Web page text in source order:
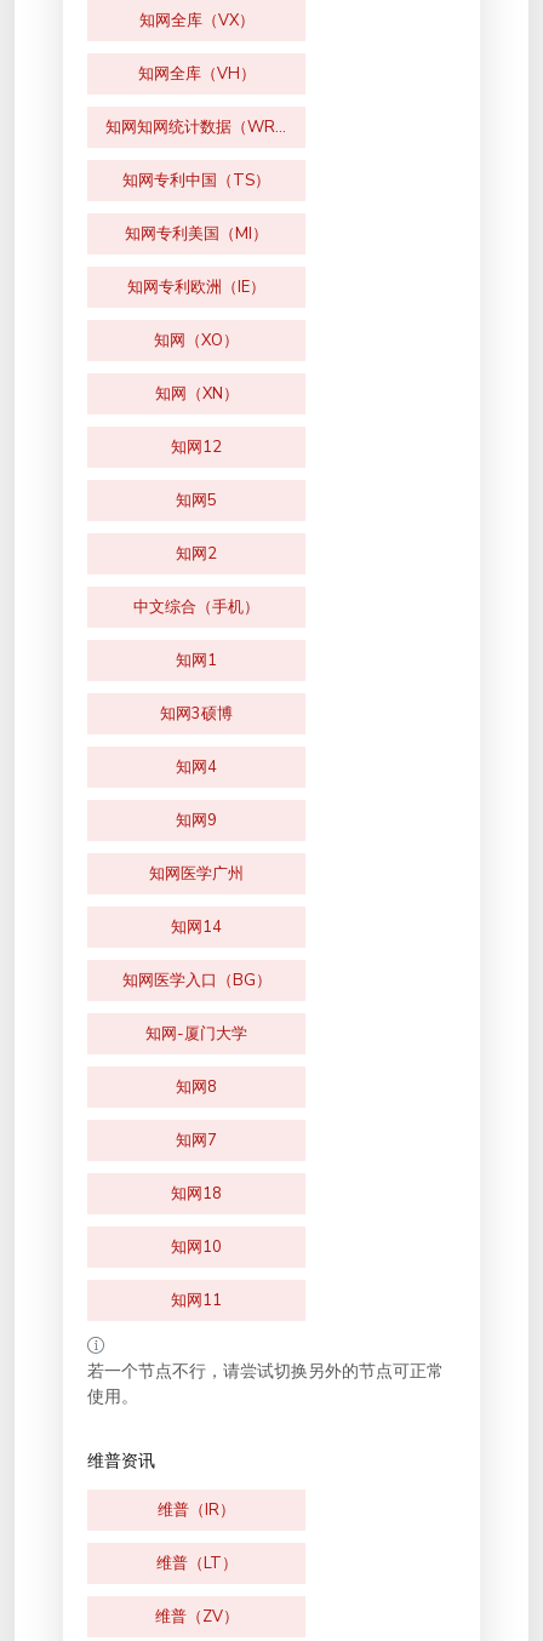
知网全库（VX）
知网全库（VH）
知网知网统计数据（WR）
知网专利中国（TS）
知网专利美国（MI）
知网专利欧洲（IE）
知网（XO）
知网（XN）
知网12
知网5
知网2
中文综合（手机）
知网1
知网3硕博
知网4
知网9
知网医学广州
知网14
知网医学入口（BG）
知网-厦门大学
知网8
知网7
知网18
知网10
知网11
若一个节点不行，请尝试切换另外的节点可正常
使用。
维普资讯
维普（IR）
维普（LT）
维普（ZV）